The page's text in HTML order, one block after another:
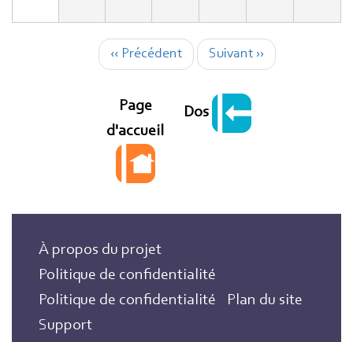
‹‹ Précédent Suivant ››
Page
d'accueil
Dos
À propos du projet
Politique de confidentialité
Politique de confidentialité
Plan du site
Support